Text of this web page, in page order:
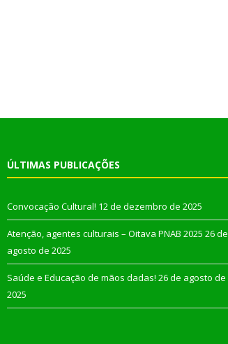
ÚLTIMAS PUBLICAÇÕES
Convocação Cultural! 12 de dezembro de 2025
Atenção, agentes culturais – Oitava PNAB 2025 26 de
agosto de 2025
Saúde e Educação de mãos dadas! 26 de agosto de
2025